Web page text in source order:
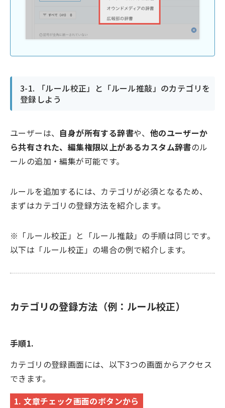
3-1. 「ルール校正」と「ルール推敲」のカテゴリを
登録しよう
ユーザーは、 自身が所有する辞書や、 他のユーザーか
ら共有された、編集権限以上があるカスタム辞書のル
ールの追加・編集が可能です。
ルールを追加するには、カテゴリが必須となるため、
まずはカテゴリの登録方法を紹介します。
※「ルール校正」と「ルール推敲」の手順は同じです。
以下は「ルール校正」の場合の例で紹介します。
カテゴリの登録方法（例：ルール校正）
手順1.
カテゴリの登録画面には、以下3つの画面からアクセス
できます。
1. 文章チェック画面のボタンから